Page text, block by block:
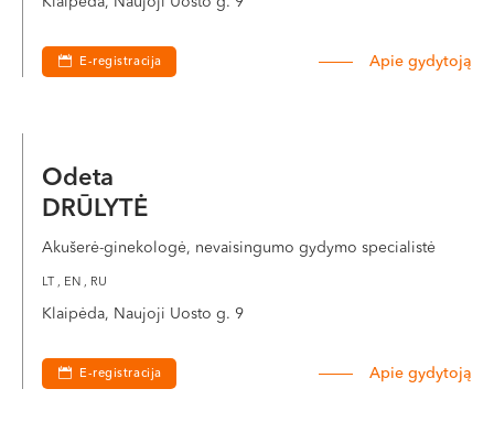
E-registracija Apie gydytoją
Odeta
DRŪLYTĖ
Akušerė-ginekologė, nevaisingumo gydymo specialistė
LT , EN , RU
Klaipėda, Naujoji Uosto g. 9
E-registracija Apie gydytoją